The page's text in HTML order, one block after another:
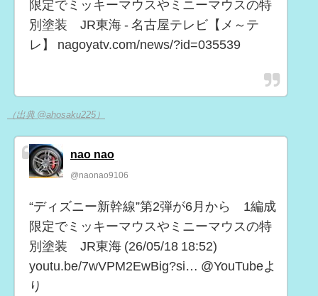
限定でミッキーマウスやミニーマウスの特
別塗装 JR東海 - 名古屋テレビ【メ～テ
レ】 nagoyatv.com/news/?id=035539
（出典 @ahosaku225）
nao nao
@naonao9106
“ディズニー新幹線”第2弾が6月から 1編成
限定でミッキーマウスやミニーマウスの特
別塗装 JR東海 (26/05/18 18:52)
youtu.be/7wVPM2EwBig?si… @YouTubeよ
り